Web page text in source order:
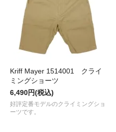
Kriff Mayer 1514001 クライ
ミングショーツ
6,490円(税込)
好評定番モデルのクライミングショ
ーツです。